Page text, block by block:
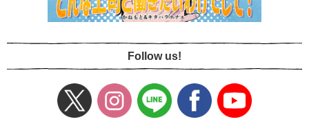
Follow us!